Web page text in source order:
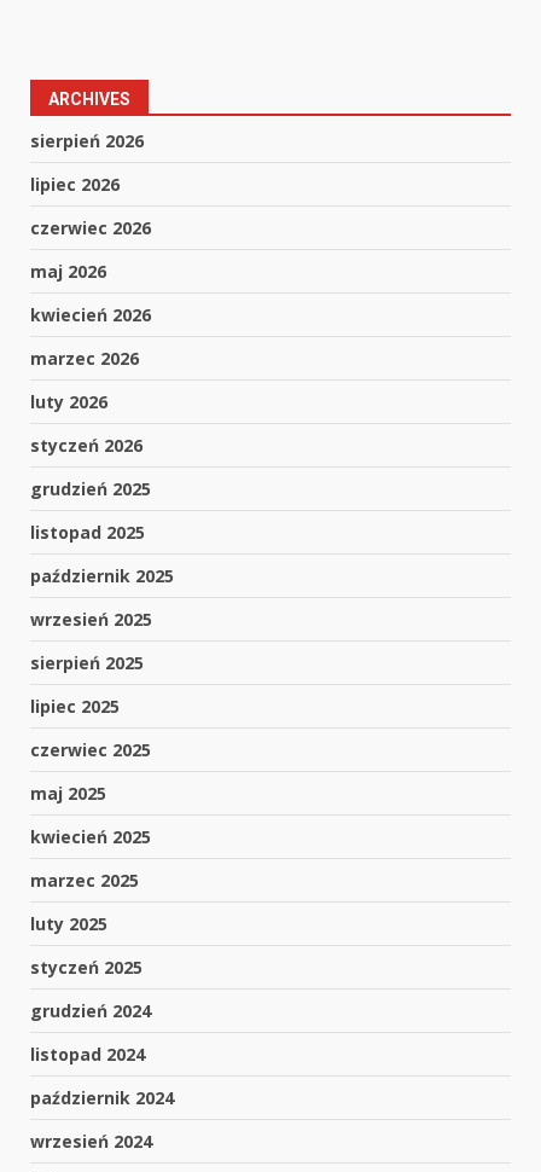
ARCHIVES
sierpień 2026
lipiec 2026
czerwiec 2026
maj 2026
kwiecień 2026
marzec 2026
luty 2026
styczeń 2026
grudzień 2025
listopad 2025
październik 2025
wrzesień 2025
sierpień 2025
lipiec 2025
czerwiec 2025
maj 2025
kwiecień 2025
marzec 2025
luty 2025
styczeń 2025
grudzień 2024
listopad 2024
październik 2024
wrzesień 2024